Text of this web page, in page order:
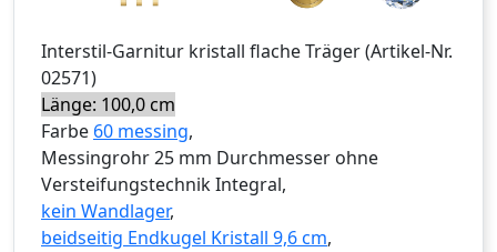
Interstil-Garnitur kristall flache Träger(Artikel-Nr.
02571)
Länge: 100,0 cm
Farbe 60 messing,
Messingrohr 25 mm Durchmesser ohne
Versteifungstechnik Integral,
kein Wandlager,
beidseitig Endkugel Kristall 9,6 cm,